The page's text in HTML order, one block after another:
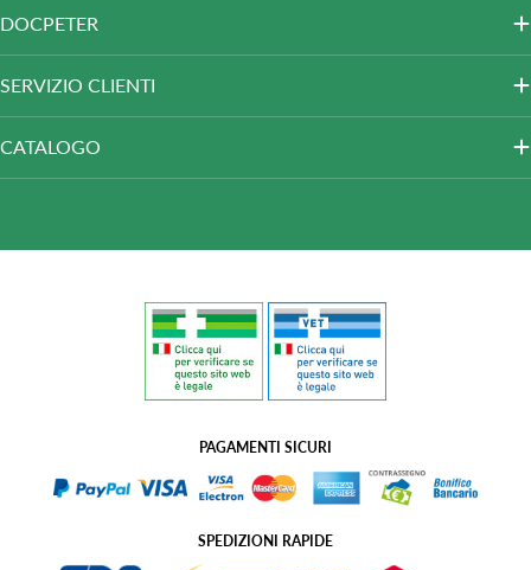
DOCPETER
SERVIZIO CLIENTI
CATALOGO
PAGAMENTI SICURI
SPEDIZIONI RAPIDE